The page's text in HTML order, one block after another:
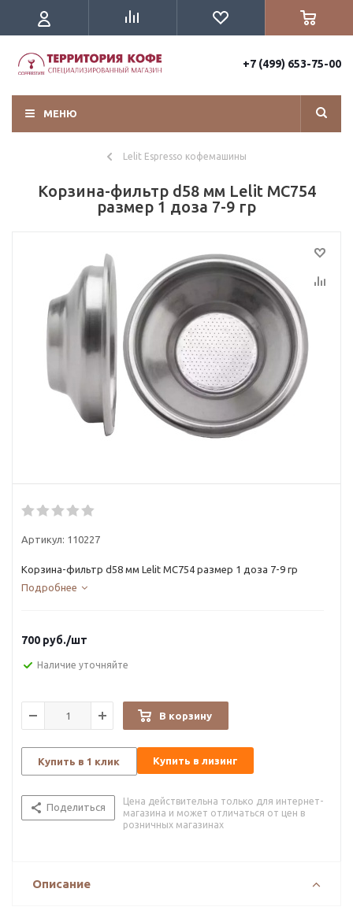
+7 (499) 653-75-00
МЕНЮ
Lelit Espresso кофемашины
Корзина-фильтр d58 мм Lelit MС754
размер 1 доза 7-9 гр
Артикул: 110227
Корзина-фильтр d58 мм Lelit MС754 размер 1 доза 7-9 гр
Подробнее
700 руб./шт
Наличие уточняйте
В корзину
Купить в 1 клик Купить в лизинг
Поделиться
Цена действительна только для интернет-
магазина и может отличаться от цен в
розничных магазинах
Описание